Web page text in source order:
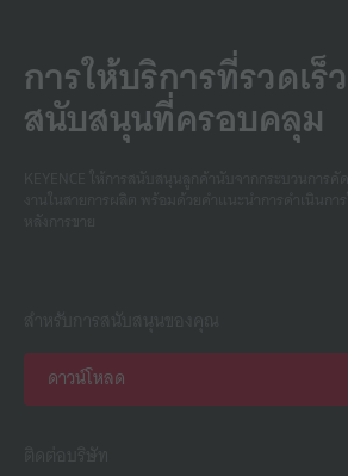
การให้บริการที่รวดเร็
สนับสนุนที่ครอบคลุม
ดาวน์โหลด